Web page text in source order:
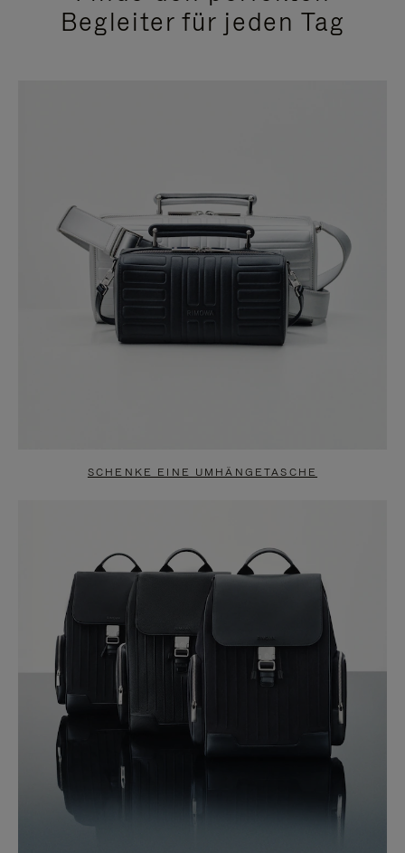
Begleiter für jeden Tag
SCHENKE EINE UMHÄNGETASCHE